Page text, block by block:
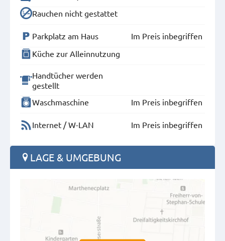
Rauchen nicht gestattet
Parkplatz am Haus
Im Preis inbegriffen
Küche zur Alleinnutzung
Handtücher werden
gestellt
Waschmaschine
Im Preis inbegriffen
Internet / W-LAN Im Preis inbegriffen
LAGE & UMGEBUNG